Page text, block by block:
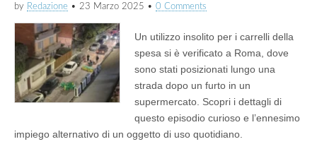
by Redazione • 23 Marzo 2025 • 0 Comments
Un utilizzo insolito per i carrelli della
spesa si è verificato a Roma, dove
sono stati posizionati lungo una
strada dopo un furto in un
supermercato. Scopri i dettagli di
questo episodio curioso e l’ennesimo
impiego alternativo di un oggetto di uso quotidiano.